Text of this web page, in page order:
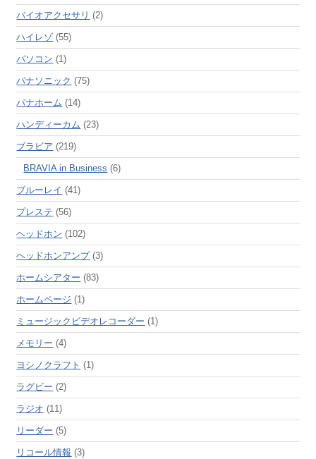
バイオアクセサリ (2)
ハイレゾ(55)
パソコン (1)
パナソニック (75)
パナホーム (14)
ハンディーカム (23)
ブラビア (219)
BRAVIA in Business (6)
ブルーレイ (41)
プレステ (56)
ヘッドホン (102)
ヘッドホンアンプ(3)
ホームシアター (83)
ホームページ (1)
ミュージックビデオレコーダー (1)
メモリー (4)
ヨシノクラフト (1)
ラグビー (2)
ラジオ (11)
リーダー (5)
リコール情報 (3)